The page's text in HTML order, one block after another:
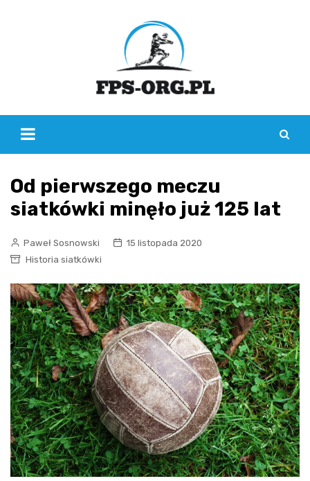
Od pierwszego meczu
siatkówki minęło już 125 lat
Paweł Sosnowski
15 listopada 2020
Historia siatkówki